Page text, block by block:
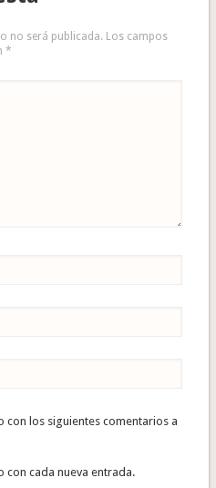
no será publicada. Los campos
*
con los siguientes comentarios a
con cada nueva entrada.